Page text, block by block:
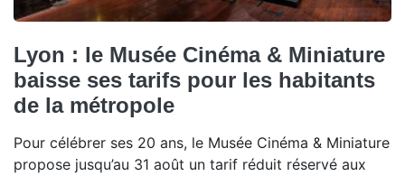
Lyon : le Musée Cinéma & Miniature
baisse ses tarifs pour les habitants
de la métropole
Pour célébrer ses 20 ans, le Musée Cinéma & Miniature
propose jusqu’au 31 août un tarif réduit réservé aux